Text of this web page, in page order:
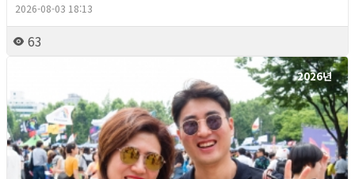
2026-08-03 18:13
63
2026년